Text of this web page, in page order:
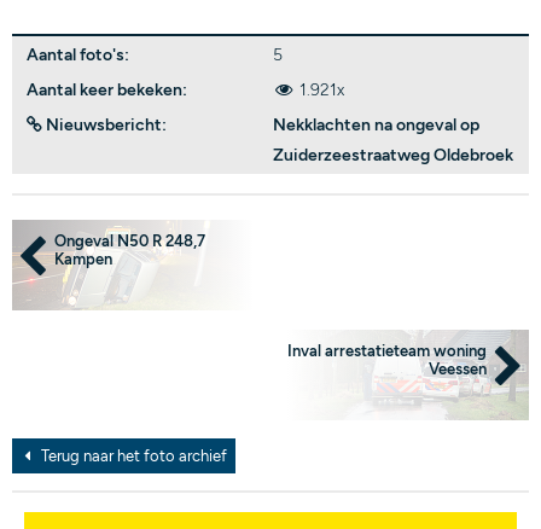
Aantal foto's:
5
Aantal keer bekeken:
1.921x
Nieuwsbericht:
Nekklachten na ongeval op
Zuiderzeestraatweg Oldebroek
Ongeval N50 R 248,7
Kampen
Inval arrestatieteam woning
Veessen
Terug naar het foto archief